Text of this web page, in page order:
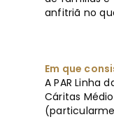
anfitriã no
Em que
A PAR Linha
Cáritas